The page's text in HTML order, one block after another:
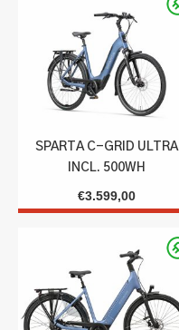
SPARTA C-GRID ULTRA
INCL. 500WH
€3.599,00